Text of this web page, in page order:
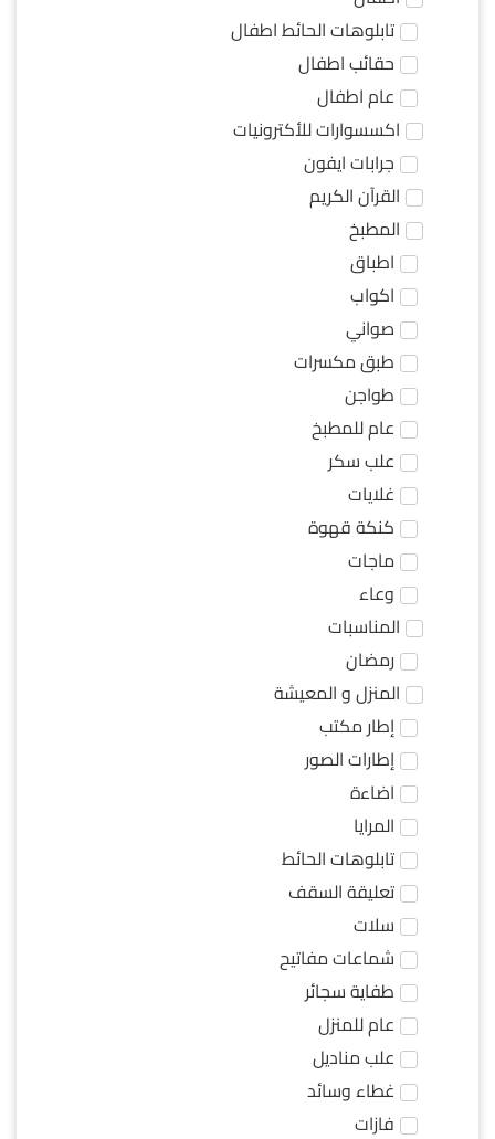
تابلوهات الحائط اطفال
حقائب اطفال
عام اطفال
اكسسوارات للأكترونيات
جرابات ايفون
القرآن الكريم
المطبخ
اطباق
اكواب
صواني
طبق مكسرات
طواجن
عام للمطبخ
علب سكر
غلايات
كنكة قهوة
ماجات
وعاء
المناسبات
رمضان
المنزل و المعيشة
إطار مكتب
إطارات الصور
اضاءة
المرايا
تابلوهات الحائط
تعليقة السقف
سلات
شماعات مفاتيح
طفاية سجائر
عام للمنزل
علب مناديل
غطاء وسائد
فازات